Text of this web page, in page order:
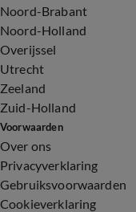
Noord-Brabant
Noord-Holland
Overijssel
Utrecht
Zeeland
Zuid-Holland
Voorwaarden
Over ons
Privacyverklaring
Gebruiksvoorwaarden
Cookieverklaring